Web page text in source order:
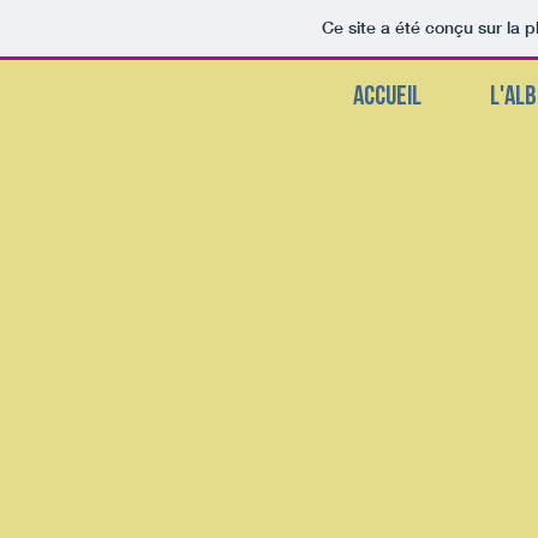
Ce site a été conçu sur la
ACCUEIL